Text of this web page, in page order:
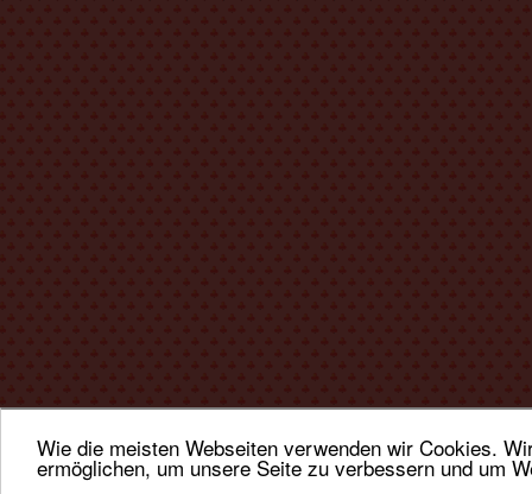
Wie die meisten Webseiten verwenden wir Cookies.
ermöglichen, um unsere Seite zu verbessern und um